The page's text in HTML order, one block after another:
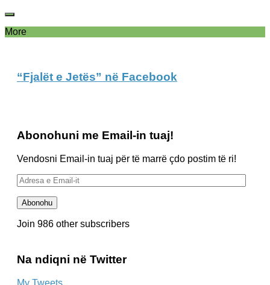
More
“Fjalët e Jetës” në Facebook
Abonohuni me Email-in tuaj!
Vendosni Email-in tuaj për të marrë çdo postim të ri!
Adresa
e
Email-
it
Abonohu
Join 986 other subscribers
Na ndiqni në Twitter
My Tweets